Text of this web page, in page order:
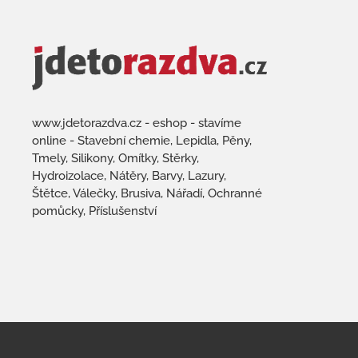
www.jdetorazdva.cz - eshop - stavíme
online - Stavební chemie, Lepidla, Pěny,
Tmely, Silikony, Omítky, Stěrky,
Hydroizolace, Nátěry, Barvy, Lazury,
Štětce, Válečky, Brusiva, Nářadí, Ochranné
pomůcky, Příslušenství